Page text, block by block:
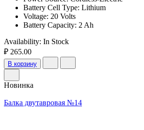
Battery Cell Type: Lithium
Voltage: 20 Volts
Battery Capacity: 2 Ah
Availability: In Stock
₽ 265.00
В корзину
Новинка
Балка двутавровая №14